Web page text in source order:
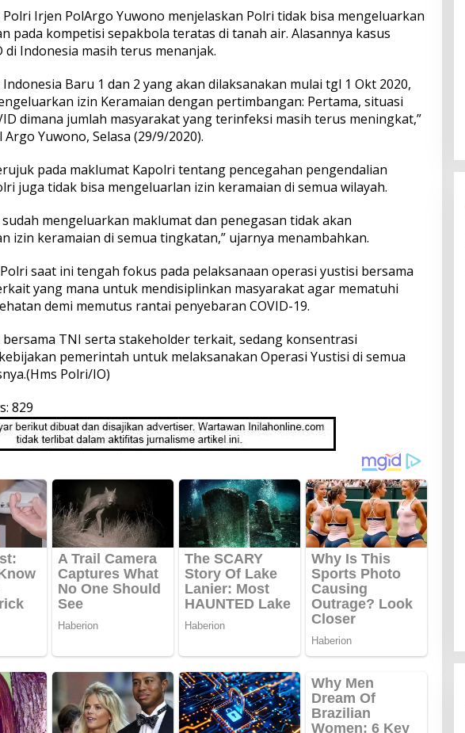
Polri Irjen PolArgo Yuwono menjelaskan Polri tidak bisa mengeluarkan
pada kompetisi sepakbola teratas di tanah air. Alasannya kasus
di Indonesia masih terus menanjak.
Baru 1 dan 2 yang akan dilaksanakan mulai tgl 1 Okt 2020,
izin Keramaian dengan pertimbangan: Pertama, situasi
dimana jumlah masyarakat yang terinfeksi masih terus meningkat,”
Yuwono, Selasa (29/9/2020).
pada maklumat Kapolri tentang pencegahan pengendalian
juga tidak bisa mengeluarlan izin keramaian di semua wilayah.
sudah mengeluarkan maklumat dan penegasan tidak akan
izin keramaian di semua tingkatan,” ujarnya menambahkan.
saat ini tengah fokus pada pelaksanaan operasi yustisi bersama
yang mana untuk mendisiplinkan masyarakat agar mematuhi
demi memutus rantai penyebaran COVID-19.
bersama TNI serta stakeholder terkait, sedang konsentrasi
pemerintah untuk melaksanakan Operasi Yustisi di semua
Polri/IO)
829